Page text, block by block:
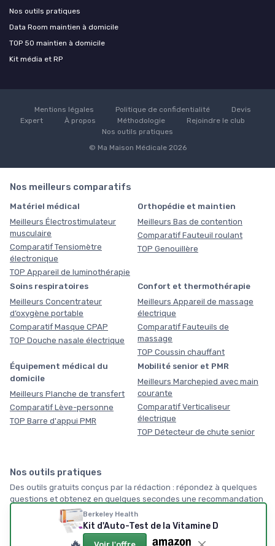
Berkeley Health
Kit d'Auto-Test de la Vitamine D
Nos outils pratiques
Data Room maintien à domicile
TOP 50 maintien à domicile
Kit média et RP
Mentions légales Politique de confidentialité
Devis
Expert
À propos Méthodologie
Rejoindre le club
Nos outils pratiques
© Ma Maison Médicale 2026
Nos meilleurs comparatifs
Matériel médical
Meilleurs Électrostimulateur
musculaire
Comparatif Tensiomètre
électronique
TOP Appareil de luminothérapie
Orthopédie et maintien
Meilleurs Bas de contention
Comparatif Fauteuil roulant
TOP Genouillère
Soins respiratoires
Meilleurs Concentrateur
d’oxygène portable
Comparatif Masque CPAP
TOP Douche nasale électrique
Confort et thermothérapie
Meilleurs Appareil de massage
électrique
Comparatif Fauteuils de
massage
TOP Coussin chauffant
Équipement médical du
domicile
Meilleurs Planche de transfert
Comparatif Lève-personne
TOP Barre d'appui PMR
Mobilité senior et PMR
Meilleurs Marchepied avec main
courante
Comparatif Verticaliseur
électrique
TOP Détecteur de chute senior
Nos outils pratiques
Des outils gratuits conçus par la rédaction : répondez à quelques
questions et obtenez en quelques secondes une recommandation
vraiment personnalisée, sans inscription, servez-vous !
🏠